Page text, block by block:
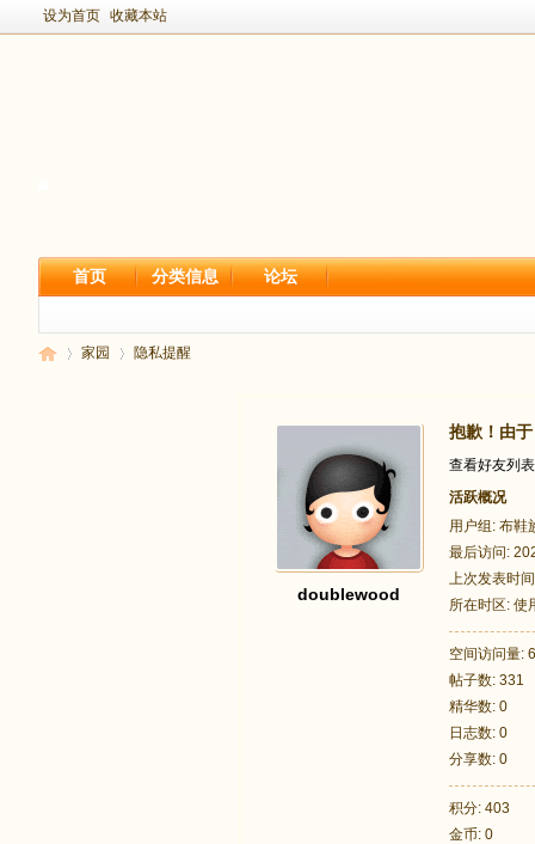
设为首页 收藏本站
首页 分类信息 论坛
家园 隐私提醒
doublewood
抱歉！由
查看好友列表
活跃概况
用户组: 布鞋
最后访问:
上次发表时
所在时区: 使
空间访问量:
帖子数: 331
精华数: 0
日志数: 0
分享数: 0
积分: 403
金币: 0